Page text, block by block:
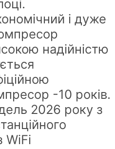
і дуже
надійністю
-10 років.
2026 року з
WiFi